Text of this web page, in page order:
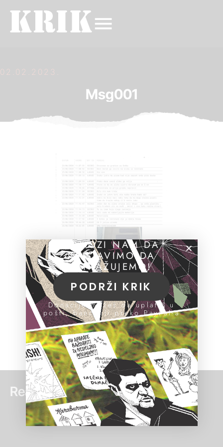
02.02.2023.
Msg001
Read more:
POMOZI NAM DA
NASTAVIMO DA
ISTRAŽUJEMO!
PODRŽI KRIK
Donacije možeš da uplatiš u
pošti, banci ili preko PayPal-a